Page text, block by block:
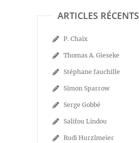
ARTICLES RÉCENTS
P. Chaix
Thomas A. Gieseke
Stéphane fauchille
Simon Sparrow
Serge Gobbé
Salifou Lindou
Rudi Hurzlmeier